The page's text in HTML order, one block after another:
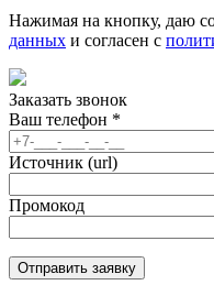
Нажимая на кнопку, даю
данных и согласен с
Заказать звонок
Ваш телефон *
Источник (url)
Промокод